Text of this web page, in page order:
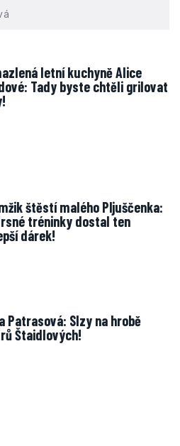
letní kuchyně Alice
Tady byste chtěli grilovat
štěstí malého Pljuščenka:
tréninky dostal ten
dárek!
Patrasová: Slzy na hrobě
Štaidlových!